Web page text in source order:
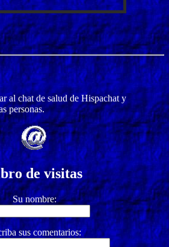
al chat de salud de Hispachat y
personas.
de visitas
Su nombre:
sus comentarios: